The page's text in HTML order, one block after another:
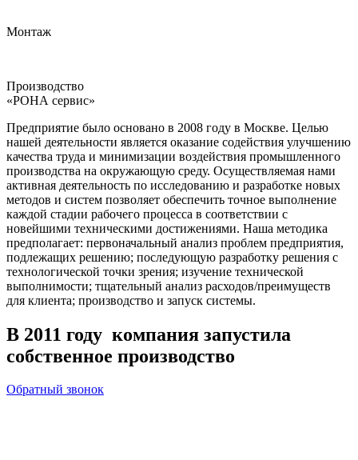
Монтаж
Производство
«РОНА сервис»
Предприятие было основано в 2008 году в Москве. Целью
нашей деятельности является оказание содействия улучшению
качества труда и минимизации воздействия промышленного
производства на окружающую среду. Осуществляемая нами
активная деятельность по исследованию и разработке новых
методов и систем позволяет обеспечить точное выполнение
каждой стадии рабочего процесса в соответствии с
новейшими техническими достижениями. Наша методика
предполагает: первоначальный анализ проблем предприятия,
подлежащих решению; последующую разработку решения с
технологической точки зрения; изучение технической
выполнимости; тщательный анализ расходов/преимуществ
для клиента; производство и запуск системы.
В 2011 году компания запустила
собственное производство
Обратный звонок